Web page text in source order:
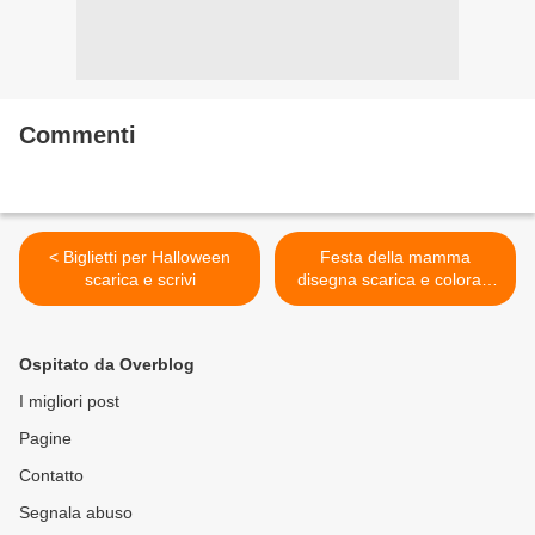
Commenti
< Biglietti per Halloween
scarica e scrivi
Festa della mamma
disegna scarica e colora il
tuo biglietto >
Ospitato da Overblog
I migliori post
Pagine
Contatto
Segnala abuso